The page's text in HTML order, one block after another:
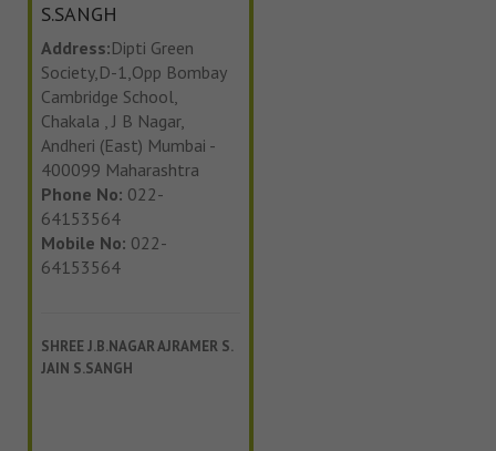
S.SANGH
Address:Dipti Green
Society,D-1,Opp Bombay
Cambridge School,
Chakala , J B Nagar,
Andheri (East) Mumbai -
400099 Maharashtra
Phone No: 022-
64153564
Mobile No: 022-
64153564
SHREE J.B.NAGAR AJRAMER S.
JAIN S.SANGH